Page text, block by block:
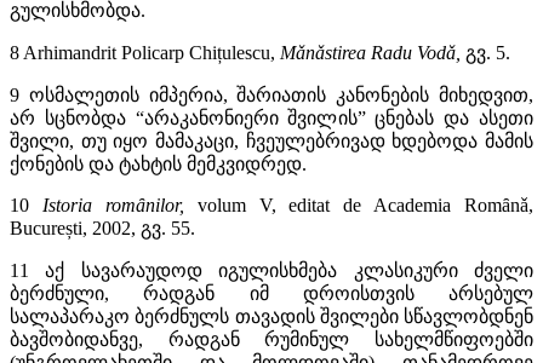
გულისხმობდა.
8 Arhimandrit Policarp Chițulescu, Mǎnǎstirea Radu Vodǎ, გვ. 5.
9 ოსმალეთის იმპერია, შარიათის კანონების მიხედვით,
არ სცნობდა “არაკანონიერი შვილის” ცნებას და ასეთი
შვილი, თუ იყო მამაკაცი, ჩვეულებრივად ხდებოდა მამის
ქონების და ტახტის მემკვიდრედ.
10 Istoria romȃnilor, volum V, editat de Academia Romȃnǎ,
București, 2002, გვ. 55.
11 აქ სავარაუდოდ იგულისხმება კლასიკური ძველი
ბერძნული, რადგან იმ დროისთვის არსებულ
სალაპარაკო ბერძნულს თავადის შვილები სწავლობდნენ
ბავშობიდანვე, რადგან რუმინულ სახელმწიფოებში